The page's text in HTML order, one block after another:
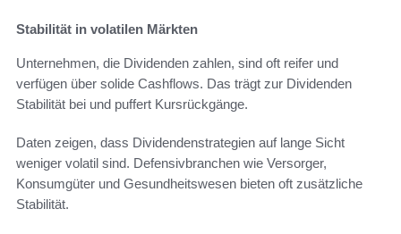
Stabilität in volatilen Märkten
Unternehmen, die Dividenden zahlen, sind oft reifer und
verfügen über solide Cashflows. Das trägt zur Dividenden
Stabilität bei und puffert Kursrückgänge.
Daten zeigen, dass Dividendenstrategien auf lange Sicht
weniger volatil sind. Defensivbranchen wie Versorger,
Konsumgüter und Gesundheitswesen bieten oft zusätzliche
Stabilität.